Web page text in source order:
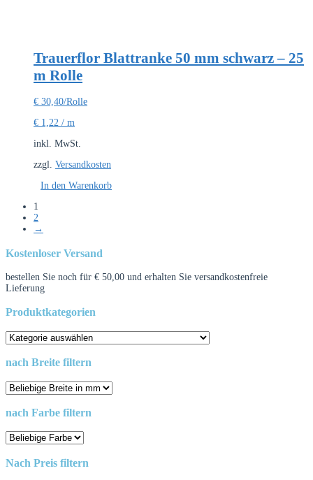
Trauerflor Blattranke 50 mm schwarz – 25
m Rolle
€ 30,40/Rolle
€ 1,22 / m
inkl. MwSt.
zzgl. Versandkosten
In den Warenkorb
1
2
→
Kostenloser Versand
bestellen Sie noch für € 50,00 und erhalten Sie versandkostenfreie
Lieferung
Produktkategorien
nach Breite filtern
nach Farbe filtern
Nach Preis filtern